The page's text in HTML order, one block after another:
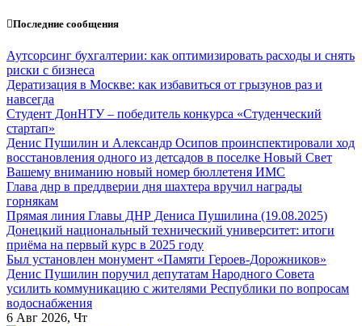
Перейти
содержанию
Последние сообщения
Аутсорсинг бухгалтерии: как оптимизировать расходы и снять
риски с бизнеса
Дератизация в Москве: как избавиться от грызунов раз и
навсегда
Студент ДонНТУ – победитель конкурса «Студенческий
стартап»
Денис Пушилин и Александр Осипов проинспектировали ход
восстановления одного из детсадов в поселке Новый Свет
Вашему вниманию новый номер бюллетеня ИМС
Глава днр в преддверии дня шахтера вручил награды
горнякам
Прямая линия Главы ДНР Дениса Пушилина (19.08.2025)
Донецкий национальный технический университет: итоги
приёма на первый курс в 2025 году
Был установлен монумент «Памяти Героев-Дорожников»
Денис Пушилин поручил депутатам Народного Совета
усилить коммуникацию с жителями Республики по вопросам
водоснабжения
6 Авг 2026, Чт